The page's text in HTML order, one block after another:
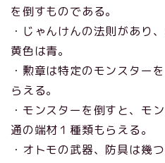
を倒すものである。
・じゃんけんの法則があり
黄色は青。
・勲章は特定のモンスター
らえる。
・モンスターを倒すと、モ
通の端材１種類もらえる。
・オトモの武器、防具は幾